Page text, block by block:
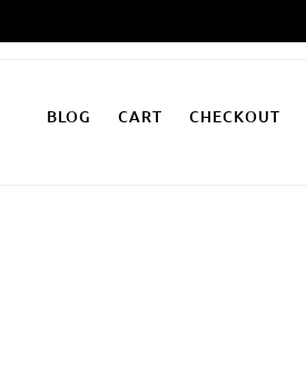
Inhalt
BLOG CART CHECKOUT